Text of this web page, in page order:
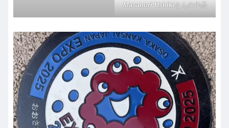
Masanori Ushikiさんの作品